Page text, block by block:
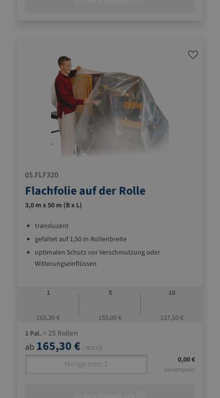
05.FLF320
Flachfolie auf der Rolle
3,0 m x 50 m (B x L)
transluzent
gefaltet auf 1,50 m Rollenbreite
optimalen Schutz vor Verschmutzung oder
Witterungseinflüssen
1
165,30 €
5
155,00 €
10
137,50 €
1 Pal. = 25 Rollen
ab 165,30 € / ROLLE
0,00 €
Gesamtpreis